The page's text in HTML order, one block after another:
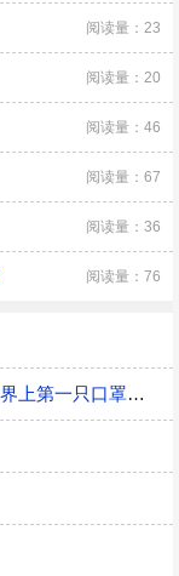
阅读量：23
阅读量：20
阅读量：46
阅读量：67
阅读量：36
阅读量：76
世界上第一个使用口罩的国家是哪个国家世界上第一只口罩是谁发明的